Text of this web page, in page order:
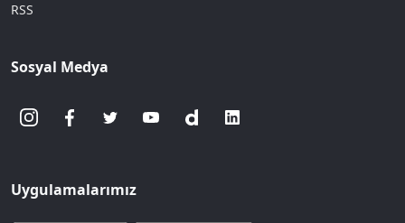
RSS
Sosyal Medya
Uygulamalarımız